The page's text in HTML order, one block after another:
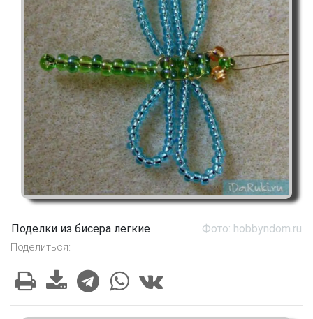
Поделки из бисера легкие Фото: hobbyndom.ru
Поделиться: